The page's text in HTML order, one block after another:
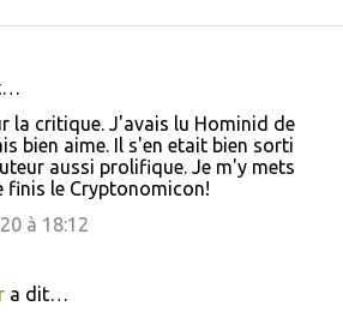
la critique. J'avais lu Hominid de
bien aime. Il s'en etait bien sorti
aussi prolifique. Je m'y mets
finis le Cryptonomicon!
à 18:12
a dit…